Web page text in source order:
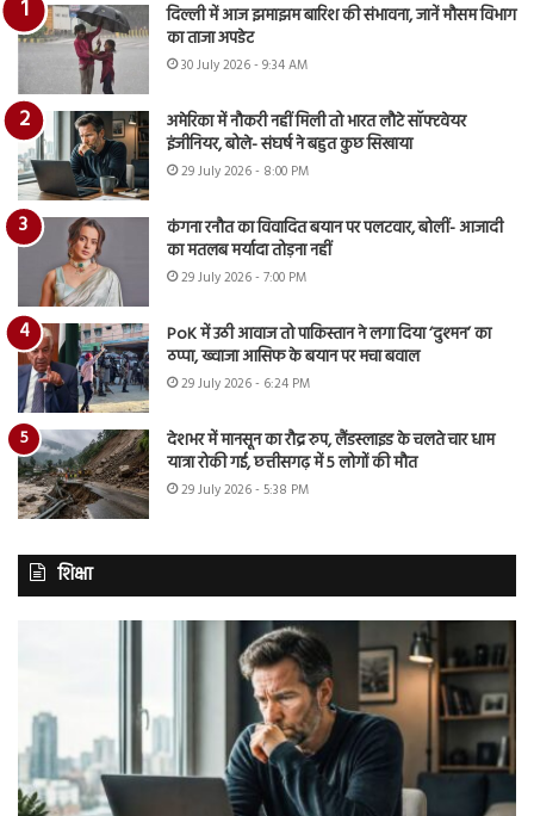
दिल्ली में आज झमाझम बारिश की संभावना, जानें मौसम विभाग
का ताजा अपडेट
30 July 2026 - 9:34 AM
अमेरिका में नौकरी नहीं मिली तो भारत लौटे सॉफ्टवेयर
इंजीनियर, बोले- संघर्ष ने बहुत कुछ सिखाया
29 July 2026 - 8:00 PM
कंगना रनौत का विवादित बयान पर पलटवार, बोलीं- आजादी
का मतलब मर्यादा तोड़ना नहीं
29 July 2026 - 7:00 PM
PoK में उठी आवाज तो पाकिस्तान ने लगा दिया ‘दुश्मन’ का
ठप्पा, ख्वाजा आसिफ के बयान पर मचा बवाल
29 July 2026 - 6:24 PM
देशभर में मानसून का रौद्र रुप, लैंडस्लाइड के चलते चार धाम
यात्रा रोकी गई, छत्तीसगढ़ में 5 लोगों की मौत
29 July 2026 - 5:38 PM
शिक्षा